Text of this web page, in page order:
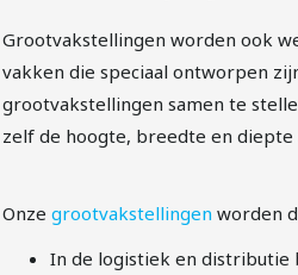
Grootvakstellingen worden ook
vakken die speciaal ontworpen
grootvakstellingen samen te
zelf de hoogte, breedte en diepte
Onze grootvakstellingen worden
In de logistiek en distributie